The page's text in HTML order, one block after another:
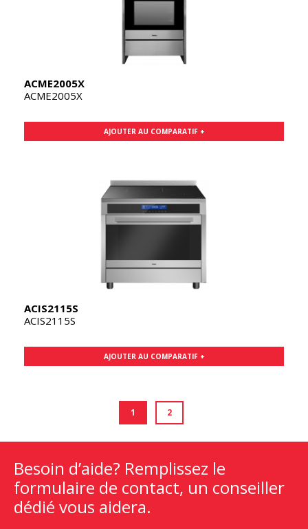
ACME2005X
ACME2005X
AJOUTER AU COMPARATIF +
ACIS2115S
ACIS2115S
AJOUTER AU COMPARATIF +
1 2
Besoin d’aide? Remplissez le
formulaire de contact, un conseiller
dédié vous aidera.